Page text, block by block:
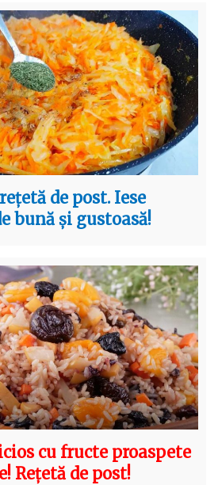
de post. Iese
bună și gustoasă!
cu fructe proaspete
Rețetă de post!